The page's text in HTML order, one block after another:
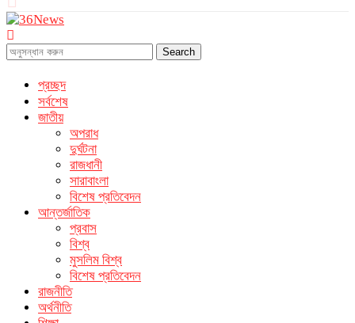
Search
প্রচ্ছদ
সর্বশেষ
জাতীয়
অপরাধ
দুর্ঘটনা
রাজধানী
সারাবাংলা
বিশেষ প্রতিবেদন
আন্তর্জাতিক
প্রবাস
বিশ্ব
মুসলিম বিশ্ব
বিশেষ প্রতিবেদন
রাজনীতি
অর্থনীতি